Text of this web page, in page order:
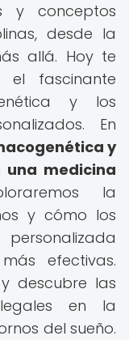
y conceptos
desde la
allá. Hoy te
fascinante
y los
En
y
una medicina
la
y cómo los
efectivas.
descubre las
en la
del sueño.